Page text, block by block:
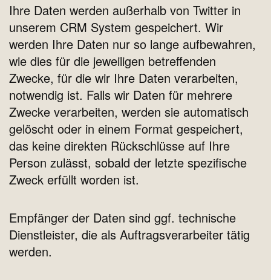
Ihre Daten werden außerhalb von Twitter in
unserem CRM System gespeichert. Wir
werden Ihre Daten nur so lange aufbewahren,
wie dies für die jeweiligen betreffenden
Zwecke, für die wir Ihre Daten verarbeiten,
notwendig ist. Falls wir Daten für mehrere
Zwecke verarbeiten, werden sie automatisch
gelöscht oder in einem Format gespeichert,
das keine direkten Rückschlüsse auf Ihre
Person zulässt, sobald der letzte spezifische
Zweck erfüllt worden ist.
Empfänger der Daten sind ggf. technische
Dienstleister, die als Auftragsverarbeiter tätig
werden.